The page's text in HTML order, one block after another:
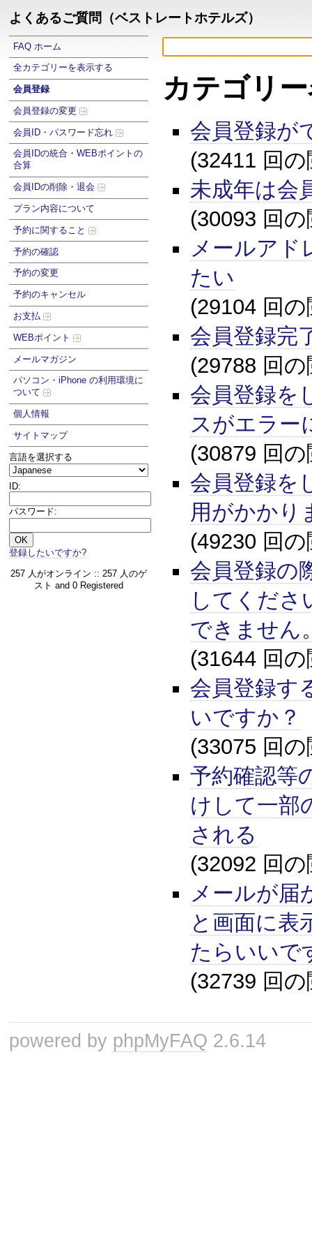
よくあるご質問（ベストレートホテルズ）
FAQ ホーム
全カテゴリーを表示する
会員登録
会員登録の変更
会員ID・パスワード忘れ
会員IDの統合・WEBポイントの
合算
会員IDの削除・退会
プラン内容について
予約に関すること
予約の確認
予約の変更
予約のキャンセル
お支払
WEBポイント
メールマガジン
パソコン・iPhone の利用環境に
ついて
個人情報
サイトマップ
言語を選択する
ID:
パスワード:
登録したいですか?
257 人がオンライン :: 257 人のゲ
スト and 0 Registered
カテゴリ
会員登録が
(32411 回
未成年は会
(30093 回
メールアド
たい
(29104 回
会員登録完
(29788 回
会員登録を
スがエラー
(30879 回
会員登録を
用がかかり
(49230 回
会員登録の
してくださ
できません
(31644 回
会員登録す
いですか？
(33075 回
予約確認等
けして一部
される
(32092 回
メールが届
と画面に表
たらいいで
(32739 回
powered by phpMyFAQ 2.6.14